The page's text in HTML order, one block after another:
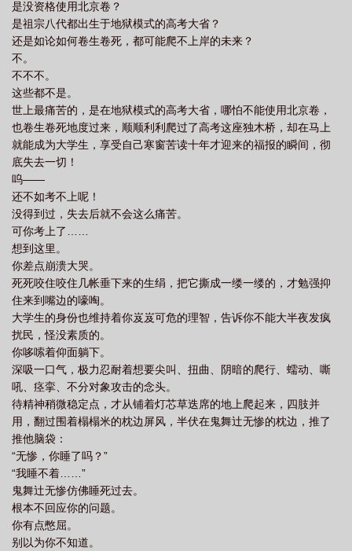
六眼大美人。我的一哥。嗳嘿嘿嘿嘿……与一言不合就捏爆你脑袋
的鬼王不同，一哥超级温柔的。不管你怎么贴贴，他都没有捏爆你
的脑袋。极乐教的老六也挺好的。你跟他贴贴。他和你玩得花。只
可惜，后来他遇见老三，冒头成为老二后，就变得不正常了。整只
鬼贱兮兮的。以对着老三作妖为乐。连累安静吃瓜的你，都要被老
三嫌弃。老三：“你这么没用，大人为什么会一直留着你？”你停下吃
瓜的动作。认真想了好一会，才不确定回答：“可能……是我长得
好？”“嗤——”曾经的老六，如今的老二，非常不给面子的笑出声。
见你眼神不善瞟过来，他一边艰难忍笑，一边毫无诚意道歉，“啊，
抱歉抱歉，没有笑话你长得不好看的意思。”臭老六什么的，最讨厌
了！所幸，他带来的新老六很漂亮。嘻嘻。是漂亮的女孩子。贴
贴！当然了——十二鬼月也并非如都一哥般让人鬼迷日眼。你就遇
见过长得丑还玩得花的。明明都是他的错，可他非但不道歉，竟然
还试图哭哭啼啼道德绑架你！让你没有贴贴的念头也就罢了！竟然
还要好学生的你承受这种生命不能承受之重！！你当场发疯。狠狠
薅住他头发，拽过来就是啪啪两嘴巴子：“你什么档次，也配跟我发
一样的疯？！再叽叽歪歪，小心老子把你嘴打歪！”一哥过来拉架：
“不可以……混乱从序。”你：“明明是我先的！”一哥：“他……已得到
那位大人认可，位居上弦。”你哽着脖子；“上弦怎么了？上弦那么
多，我为什么只打他不打别人？还不是因为我对他爱得深沉！”一
哥：“……你还打过那位大人。”你：“那算我博爱！”****你遇见了很多
人。也得到了很多乐子。上到鬼王妖怪诅咒，下到剑士巫女咒术
师，就没有你没贴过的。在决战来临之际，柱们问你有什么遗愿。
你努力想了想：“回首这一生，我已经将自己的生命和全部的经历，
都献给世界上最壮丽的事业——为了贴贴而奋斗。如果说有什么好
遗憾的，那可能就是……我还想继续贴贴！”如无意外，本文将在9
月5号入V，感谢各位小天使支持~****排雷：1、非大女主。女主哪儿
哪儿都不太稳定。2、发疯文学，很可能会引起精神上的不适，建议
斟酌。3、（加粗）戈薇粉非请勿入，以个位数订阅率指点江山的更
不欢迎。（加粗）
是没资格使用北京卷？
是祖宗八代都出生于地狱模式的高考大省？
还是如论如何卷生卷死，都可能爬不上岸的未来？
不。
不不不。
这些都不是。
世上最痛苦的，是在地狱模式的高考大省，哪怕不能使用北京卷，
也卷生卷死地度过来，顺顺利利爬过了高考这座独木桥，却在马上
就能成为大学生，享受自己寒窗苦读十年才迎来的福报的瞬间，彻
底失去一切！
呜——
还不如考不上呢！
没得到过，失去后就不会这么痛苦。
可你考上了……
想到这里。
你差点崩溃大哭。
死死咬住咬住几帐垂下来的生绢，把它撕成一缕一缕的，才勉强抑
住来到嘴边的嚎啕。
大学生的身份也维持着你岌岌可危的理智，告诉你不能大半夜发疯
扰民，怪没素质的。
你哆嗦着仰面躺下。
深吸一口气，极力忍耐着想要尖叫、扭曲、阴暗的爬行、蠕动、嘶
吼、痉挛、不分对象攻击的念头。
待精神稍微稳定点，才从铺着灯芯草迭席的地上爬起来，四肢并
用，翻过围着榻榻米的枕边屏风，半伏在鬼舞辻无惨的枕边，推了
推他脑袋：
“无惨，你睡了吗？”
“我睡不着……”
鬼舞辻无惨仿佛睡死过去。
根本不回应你的问题。
你有点憋屈。
别以为你不知道。